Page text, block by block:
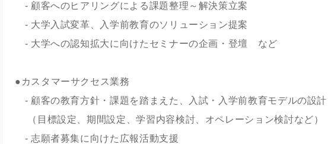
- 顧客へのヒアリングによる課題整理～解決策立案
‐ 大学入試変革、入学前教育のソリューション提案
‐ 大学への認知拡大に向けたセミナーの企画・登壇 など
●カスタマーサクセス業務
‐ 顧客の教育方針・課題を踏まえた、入試・入学前教育モデルの設計
（目標設定、期間設定、学習内容検討、オペレーション検討など）
‐ 志願者募集に向けた広報活動支援